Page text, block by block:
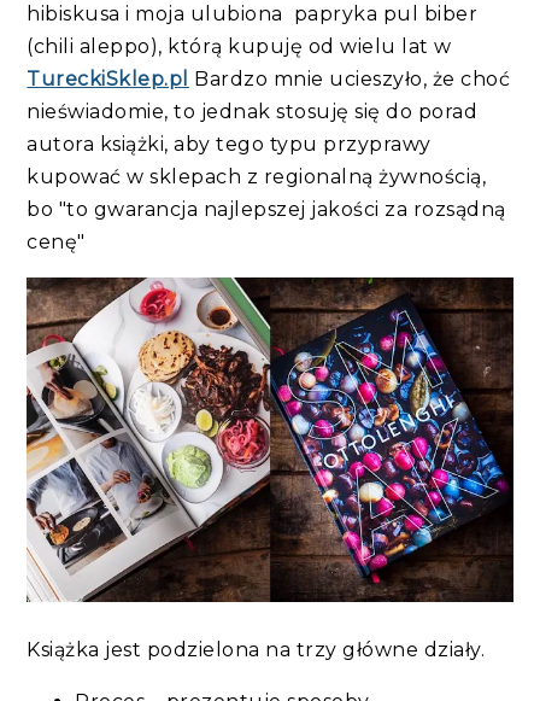
hibiskusa i moja ulubiona papryka pul biber
(chili aleppo), którą kupuję od wielu lat w
TureckiSklep.pl Bardzo mnie ucieszyło, że choć
nieświadomie, to jednak stosuję się do porad
autora książki, aby tego typu przyprawy
kupować w sklepach z regionalną żywnością,
bo "to gwarancja najlepszej jakości za rozsądną
cenę"
Książka jest podzielona na trzy główne działy.